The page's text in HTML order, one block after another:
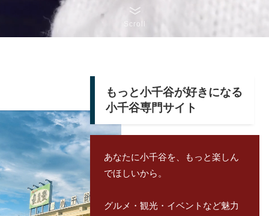
Scroll
もっと小千谷が好きになる
小千谷専門サイト
あなたに小千谷を、もっと楽しん
でほしいから。
グルメ・観光・イベントなど魅力